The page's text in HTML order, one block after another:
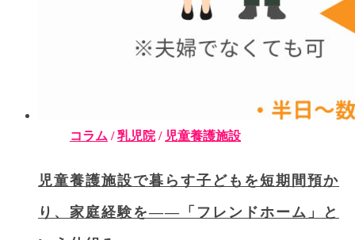
コラム /乳児院/ 児童養護施設
児童養護施設で暮らす子どもを短期間預か
り、家庭経験を――「フレンドホーム」と